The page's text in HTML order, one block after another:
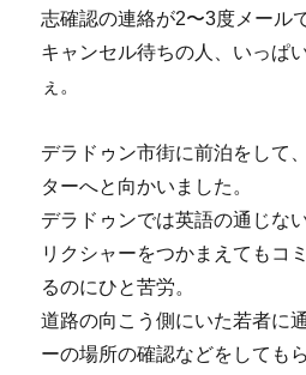
志確認の連絡が2〜3度メール
キャンセル待ちの人、いっぱ
ぇ。
デラドゥン市街に前泊をして
ターへと向かいました。
デラドゥンでは英語の通じな
リクシャーをつかまえてもコ
るのにひと苦労。
道路の向こう側にいた若者に
ーの場所の確認などをしても